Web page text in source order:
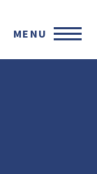
MENU